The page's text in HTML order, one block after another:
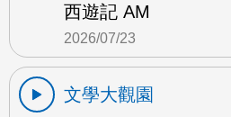
西遊記 AM
2026/07/23
文學大觀園